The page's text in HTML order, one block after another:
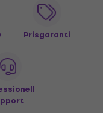
Prisgaranti